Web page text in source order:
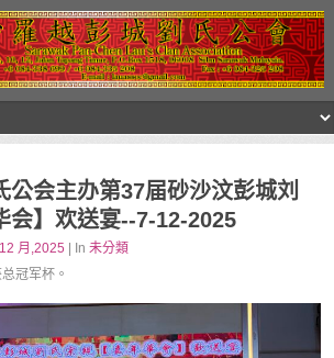
公会主办第37届砂沙汶彭城刘
会】欢送宴--7-12-2025
月,2025 | In未分類
冠军杯。